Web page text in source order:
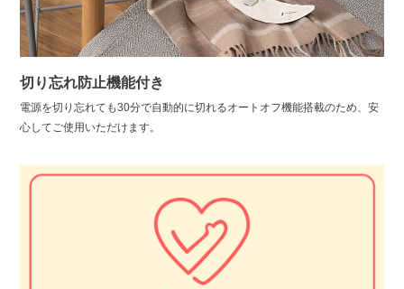
切り忘れ防止機能付き
電源を切り忘れても30分で自動的に切れるオートオフ機能搭載のため、安
心してご使用いただけます。